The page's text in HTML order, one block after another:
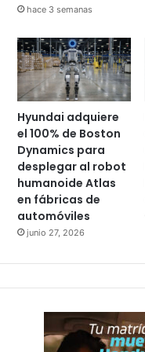
hace 3 semanas
Hyundai adquiere
el 100% de Boston
Dynamics para
desplegar al robot
humanoide Atlas
en fábricas de
automóviles
junio 27, 2026